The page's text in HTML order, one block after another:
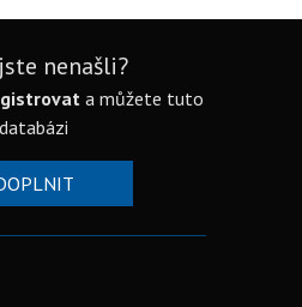
nenašli?
a můžete tuto
databázi